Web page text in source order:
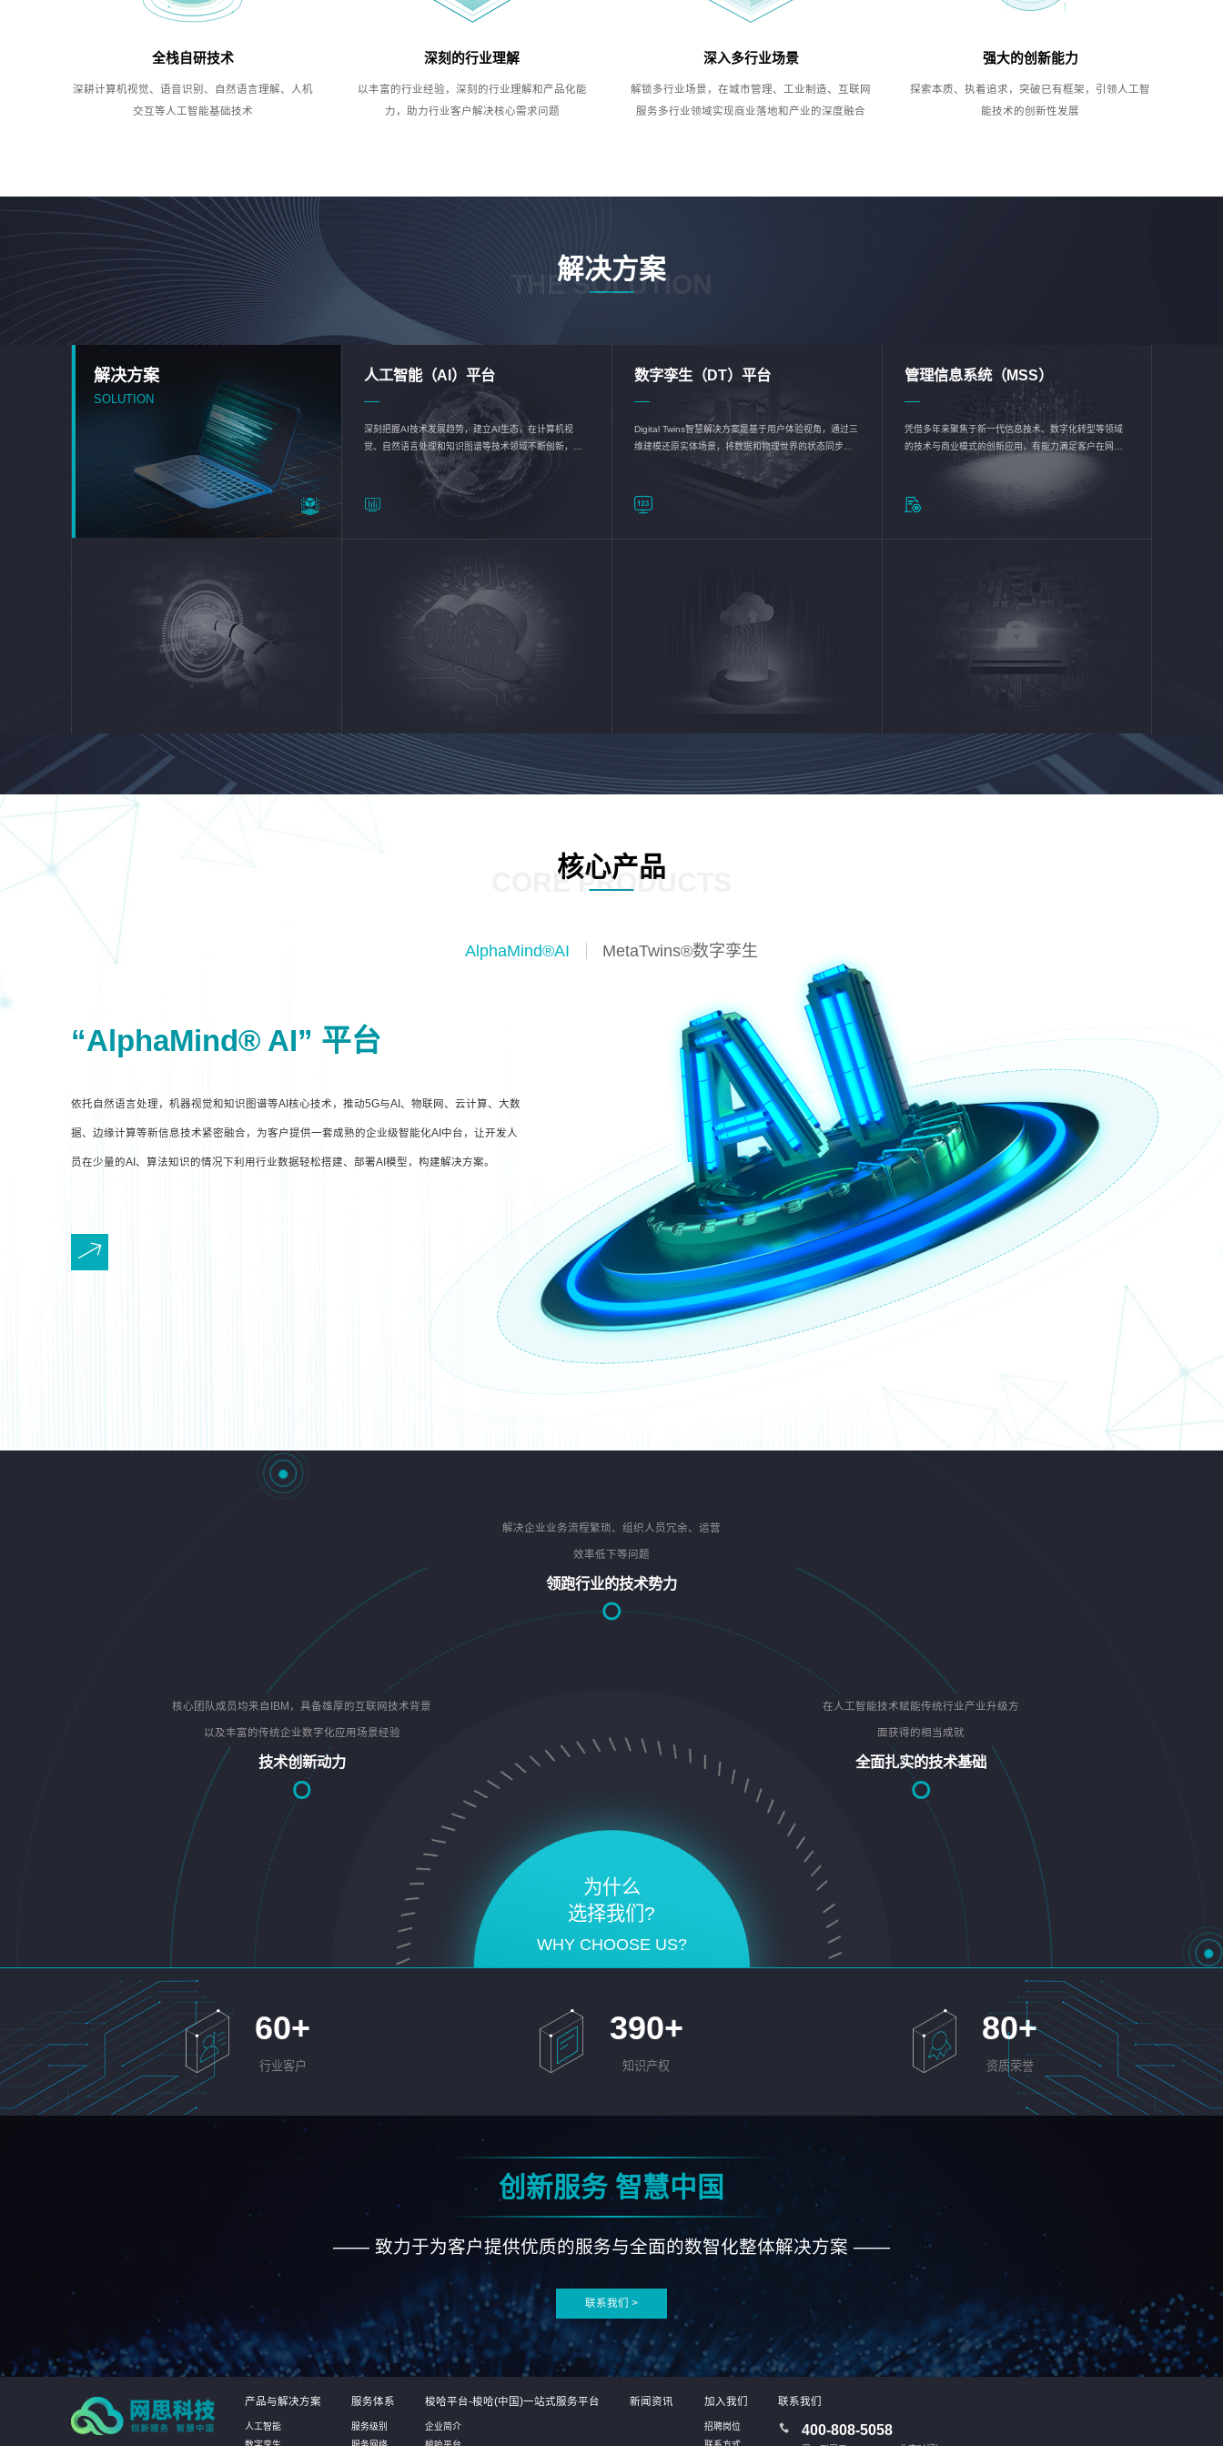
全栈自研技术
深耕计算机视觉、语音识别、自然语言理解、人机
交互等人工智能基础技术
深刻的行业理解
以丰富的行业经验，深刻的行业理解和产品化能
力，助力行业客户解决核心需求问题
深入多行业场景
解锁多行业场景，在城市管理、工业制造、互联网
服务多行业领域实现商业落地和产业的深度融合
强大的创新能力
探索本质、执着追求，突破已有框架，引领人工智
能技术的创新性发展
解决方案
THE SOLUTION
解决方案
SOLUTION
人工智能（AI）平台
深刻把握AI技术发展趋势，建立AI生态，在计算机视
觉、自然语言处理和知识图谱等技术领域不断创新，持
续优化企业数智化转型加速器—AlphaMind®AI能力开放
数字孪生（DT）平台
Digital Twins智慧解决方案是基于用户体验视角，通过三
维建模还原实体场景，将数据和物理世界的状态同步呈
现，使用户对关键数据有更直观的感受，推动各行业完
成智能化转型，实现新旧动能的转换
管理信息系统（MSS）
凭借多年来聚焦于新一代信息技术、数字化转型等领域
的技术与商业模式的创新应用，有能力满足客户在网络
优化、运营维护和信息安全防护等方面的需求，为客户
核心产品
CORE PRODUCTS
AlphaMind®AI MetaTwins®数字孪生
“AlphaMind® AI” 平台
依托自然语言处理，机器视觉和知识图谱等AI核心技术，推动5G与AI、物联网、云计算、大数
据、边缘计算等新信息技术紧密融合，为客户提供一套成熟的企业级智能化AI中台，让开发人
员在少量的AI、算法知识的情况下利用行业数据轻松搭建、部署AI模型，构建解决方案。
为什么
选择我们?
WHY CHOOSE US?
核心团队成员均来自IBM，具备雄厚的互联网技术背景
以及丰富的传统企业数字化应用场景经验
技术创新动力
解决企业业务流程繁琐、组织人员冗余、运营
效率低下等问题
领跑行业的技术势力
在人工智能技术赋能传统行业产业升级方
面获得的相当成就
全面扎实的技术基础
60+
行业客户
390+
知识产权
80+
资质荣誉
创新服务 智慧中国
—— 致力于为客户提供优质的服务与全面的数智化整体解决方案 ——
联系我们 >
产品与解决方案
人工智能
服务体系
服务级别
梭哈平台-梭哈(中国)一站式服务平台
企业简介
新闻资讯 加入我们
招聘岗位
联系我们
400-808-5058